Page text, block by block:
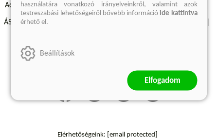
Adatvédelmi szabályzatok Elállási felmondási nyilatkozat
ÁSZF - Vásárlási feltételek
Szállítási információk
Elérhetőségeink: [email protected]
használatára vonatkozó irányelveinkről, valamint azok
testreszabási lehetőségeiről bővebb információide kattintva
érhető el.
Beállítások
Elfogadom